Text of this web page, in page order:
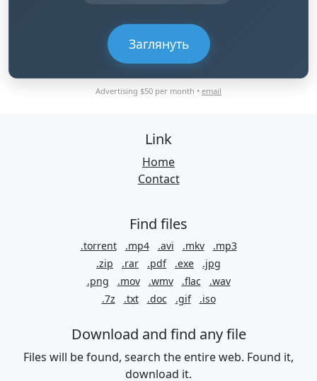
Заглянуть
Advertising $50 per month • email
Link
Home
Contact
Find files
.torrent .mp4 .avi .mkv
.mp3
.zip
.rar .pdf .exe
.jpg
.png
.mov .wmv .flac
.wav
.7z
.txt .doc .gif .iso
Download and find any file
Files will be found, search the entire web. Found it,
download it.